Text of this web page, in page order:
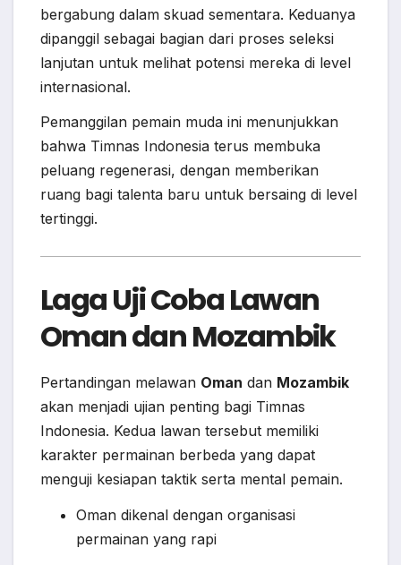
bergabung dalam skuad sementara. Keduanya
dipanggil sebagai bagian dari proses seleksi
lanjutan untuk melihat potensi mereka di level
internasional.
Pemanggilan pemain muda ini menunjukkan
bahwa Timnas Indonesia terus membuka
peluang regenerasi, dengan memberikan
ruang bagi talenta baru untuk bersaing di level
tertinggi.
Laga Uji Coba Lawan
Oman dan Mozambik
Pertandingan melawan Oman dan Mozambik
akan menjadi ujian penting bagi Timnas
Indonesia. Kedua lawan tersebut memiliki
karakter permainan berbeda yang dapat
menguji kesiapan taktik serta mental pemain.
Oman dikenal dengan organisasi
permainan yang rapi